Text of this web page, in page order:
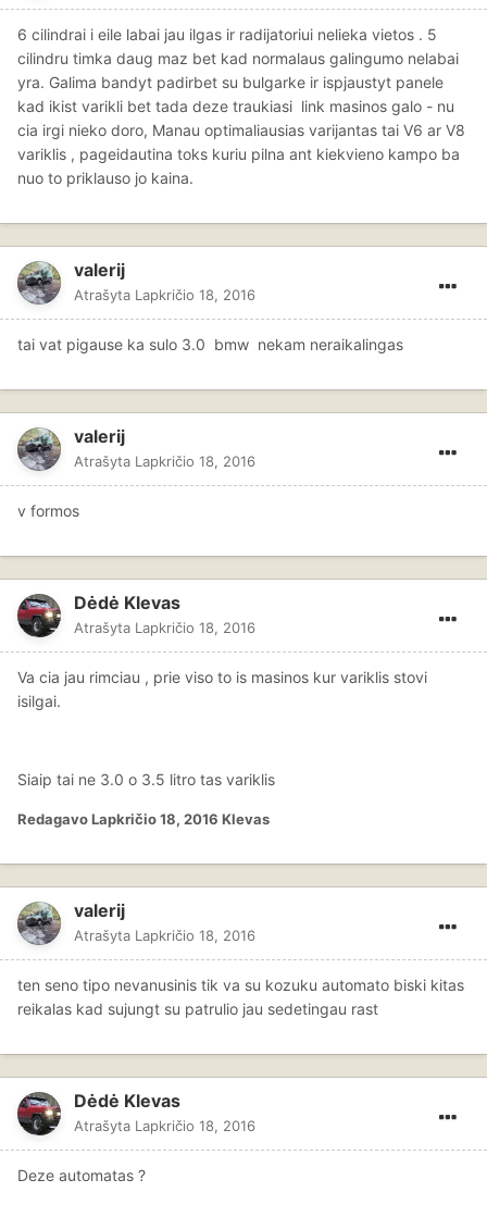
6 cilindrai i eile labai jau ilgas ir radijatoriui nelieka vietos . 5
cilindru timka daug maz bet kad normalaus galingumo nelabai
yra. Galima bandyt padirbet su bulgarke ir ispjaustyt panele
kad ikist varikli bet tada deze traukiasi link masinos galo - nu
cia irgi nieko doro, Manau optimaliausias varijantas tai V6 ar V8
variklis , pageidautina toks kuriu pilna ant kiekvieno kampo ba
nuo to priklauso jo kaina.
valerij
Atrašyta Lapkričio 18, 2016
tai vat pigause ka sulo 3.0 bmw nekam neraikalingas
valerij
Atrašyta Lapkričio 18, 2016
v formos
Dėdė Klevas
Atrašyta Lapkričio 18, 2016
Va cia jau rimciau , prie viso to is masinos kur variklis stovi
isilgai.
Siaip tai ne 3.0 o 3.5 litro tas variklis
RedagavoLapkričio 18, 2016 Klevas
valerij
Atrašyta Lapkričio 18, 2016
ten seno tipo nevanusinis tik va su kozuku automato biski kitas
reikalas kad sujungt su patrulio jau sedetingau rast
Dėdė Klevas
Atrašyta Lapkričio 18, 2016
Deze automatas ?